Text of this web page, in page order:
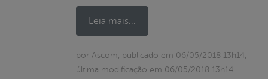
Leia mais...
por Ascom, publicado em 06/05/2018 13h14,
última modificação em 06/05/2018 13h14